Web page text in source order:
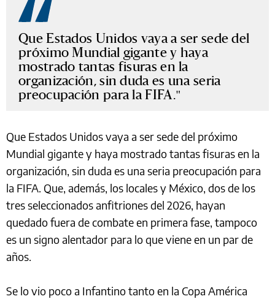
Que Estados Unidos vaya a ser sede del
próximo Mundial gigante y haya
mostrado tantas fisuras en la
organización, sin duda es una seria
preocupación para la FIFA.
Que Estados Unidos vaya a ser sede del próximo
Mundial gigante y haya mostrado tantas fisuras en la
organización, sin duda es una seria preocupación para
la FIFA. Que, además, los locales y México, dos de los
tres seleccionados anfitriones del 2026, hayan
quedado fuera de combate en primera fase, tampoco
es un signo alentador para lo que viene en un par de
años.
Se lo vio poco a Infantino tanto en la Copa América